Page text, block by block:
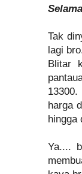
Tak
lagi
Blitar
harga
hingga
Ya....